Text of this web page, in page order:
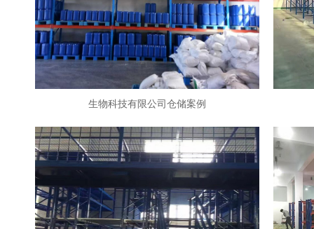
生物科技有限公司仓储案例